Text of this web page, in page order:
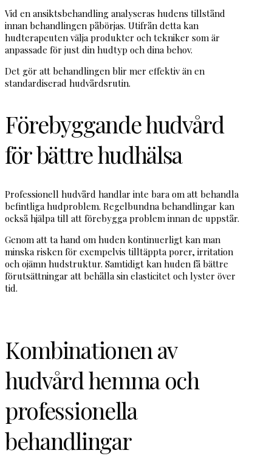
Vid en ansiktsbehandling analyseras hudens tillstånd
innan behandlingen påbörjas. Utifrån detta kan
hudterapeuten välja produkter och tekniker som är
anpassade för just din hudtyp och dina behov.
Det gör att behandlingen blir mer effektiv än en
standardiserad hudvårdsrutin.
Förebyggande hudvård
för bättre hudhälsa
Professionell hudvård handlar inte bara om att behandla
befintliga hudproblem. Regelbundna behandlingar kan
också hjälpa till att förebygga problem innan de uppstår.
Genom att ta hand om huden kontinuerligt kan man
minska risken för exempelvis tilltäppta porer, irritation
och ojämn hudstruktur. Samtidigt kan huden få bättre
förutsättningar att behålla sin elasticitet och lyster över
tid.
Kombinationen av
hudvård hemma och
professionella
behandlingar